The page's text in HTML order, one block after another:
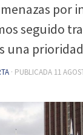
por
seguido
una
· PUBLICADA 11